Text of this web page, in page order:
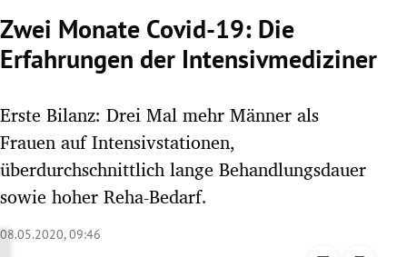
Untermenü
Untermenü
Untermenü
Zwei Monate Covid-19: Die
Erfahrungen der Intensivmediziner
Erste Bilanz: Drei Mal mehr Männer als
Frauen auf Intensivstationen,
überdurchschnittlich lange Behandlungsdauer
sowie hoher Reha-Bedarf.
08.05.2020, 09:46